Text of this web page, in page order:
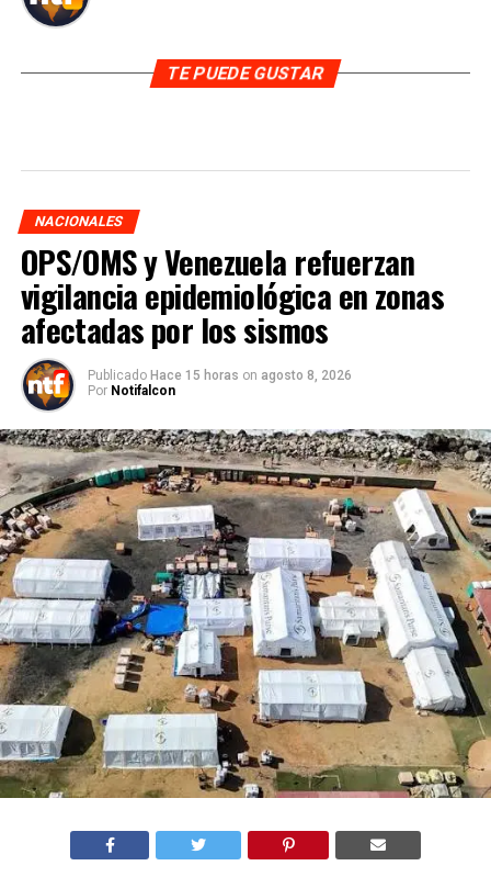
TE PUEDE GUSTAR
NACIONALES
OPS/OMS y Venezuela refuerzan
vigilancia epidemiológica en zonas
afectadas por los sismos
Publicado Hace 15 horas on agosto 8, 2026
Por Notifalcon